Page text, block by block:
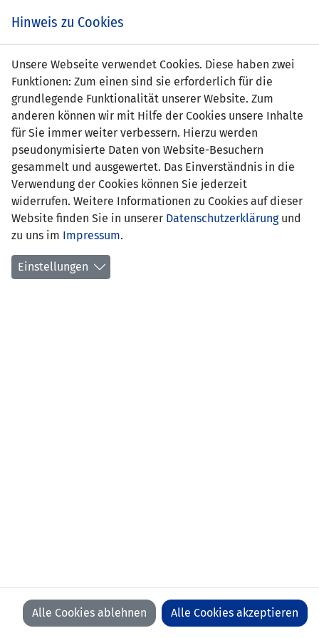
Matteo Ritter
Position:
Geburtsdatum: 8. März 2007
Anzahl Spiele: 0
Anzahl Tore: 0
Hinweis zu Cookies
Unsere Webseite verwendet Cookies. Diese haben zwei
Funktionen: Zum einen sind sie erforderlich für die
grundlegende Funktionalität unserer Website. Zum
anderen können wir mit Hilfe der Cookies unsere Inhalte
für Sie immer weiter verbessern. Hierzu werden
pseudonymisierte Daten von Website-Besuchern
gesammelt und ausgewertet. Das Einverständnis in die
Verwendung der Cookies können Sie jederzeit
widerrufen. Weitere Informationen zu Cookies auf dieser
Website finden Sie in unserer Datenschutzerklärungund
zu uns im Impressum.
Einstellungen
Alle Cookies ablehnen Alle Cookies akzeptieren